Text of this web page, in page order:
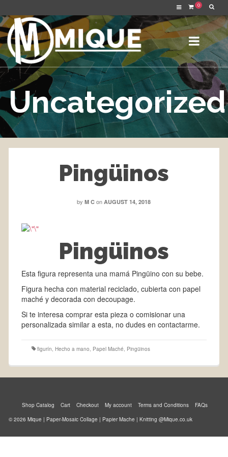
0
Uncategorized
Pingüinos
byM C onAUGUST 14, 2018
Pingüinos
Esta figura representa una mamá Pingüino con su bebe.
Figura hecha con material reciclado, cubierta con papel
maché y decorada con decoupage.
Si te interesa comprar esta pieza o comisionar una
personalizada similar a esta, no dudes en contactarme.
figurín Hecho a mano Papel Maché Pingüinos
Shop Catalog Cart Checkout My account Terms and Conditions
FAQs
© 2026 Mique | Paper-Mosaic Collage | Papier Mache | Knitting @Mique.co.uk